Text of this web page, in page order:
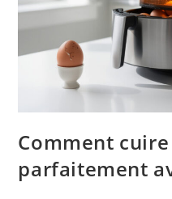
Comment
parfaitement